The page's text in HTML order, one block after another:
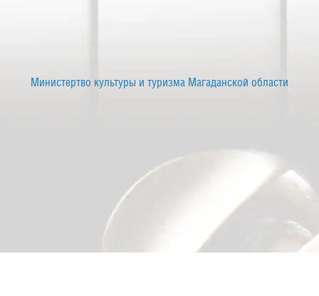
Министертво культуры и туризма Магаданской области